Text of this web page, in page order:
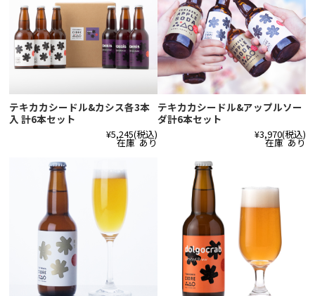
テキカカシードル&カシス各3本
入 計6本セット
¥5,245(税込)
在庫 あり
テキカカシードル&アップルソー
ダ計6本セット
¥3,970(税込)
在庫 あり